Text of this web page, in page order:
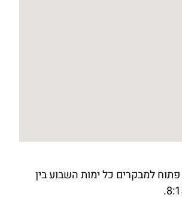
למבקרים כל ימות השבוע בין